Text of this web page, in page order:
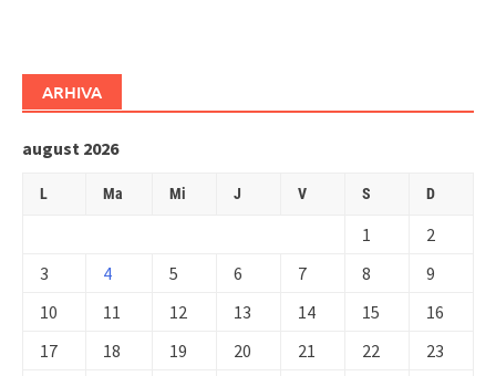
ARHIVA
august 2026
L Ma Mi J V S D
1
2
3
4 5 6 7 8
9
10
11 12 13 14 15
16
17
18 19 20 21 22
23